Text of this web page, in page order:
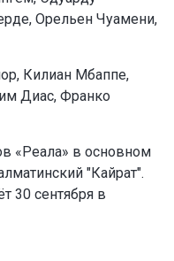
Орельен Чуамени,
Килиан Мбаппе,
Диас, Франко
«Реала» в основном
"Кайрат".
30 сентября в